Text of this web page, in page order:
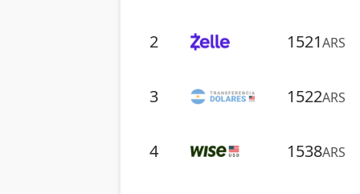
2 1521ARS
3 1522ARS
4 1538ARS